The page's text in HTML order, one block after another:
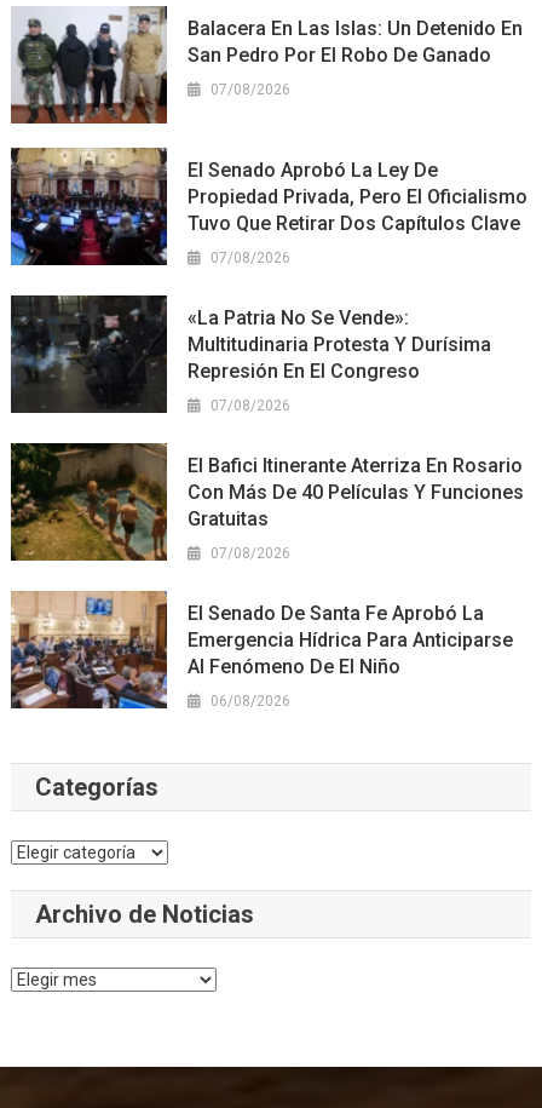
Balacera En Las Islas: Un Detenido En
San Pedro Por El Robo De Ganado
07/08/2026
El Senado Aprobó La Ley De
Propiedad Privada, Pero El Oficialismo
Tuvo Que Retirar Dos Capítulos Clave
07/08/2026
«La Patria No Se Vende»:
Multitudinaria Protesta Y Durísima
Represión En El Congreso
07/08/2026
El Bafici Itinerante Aterriza En Rosario
Con Más De 40 Películas Y Funciones
Gratuitas
07/08/2026
El Senado De Santa Fe Aprobó La
Emergencia Hídrica Para Anticiparse
Al Fenómeno De El Niño
06/08/2026
Categorías
Categorías
Archivo de Noticias
Archivo